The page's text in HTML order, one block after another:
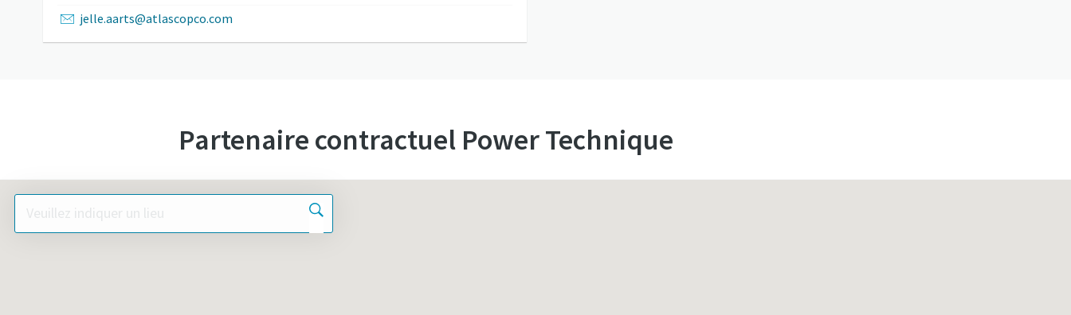
jelle.aarts@atlascopco.com
Partenaire contractuel Power Technique